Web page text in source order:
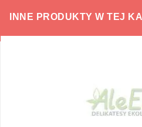
INNE PRODUKTY W TEJ